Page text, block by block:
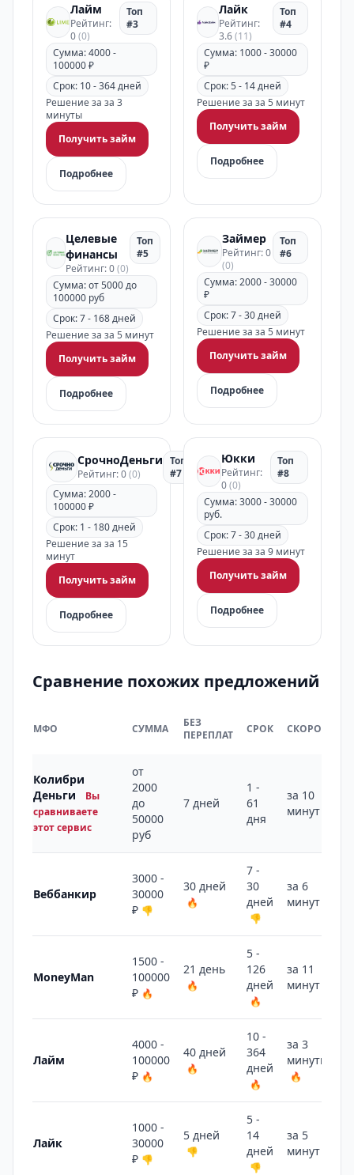
Лайм
Рейтинг:
0(0)
Топ
#3
Сумма: 4000 -
100000 ₽
Срок: 10 - 364 дней
Решение за за 3
минуты
Получить займ
Подробнее
Лайк
Рейтинг:
3.6(11)
Топ
#4
Сумма: 1000 - 30000
₽
Срок: 5 - 14 дней
Решение за за 5 минут
Получить займ
Подробнее
Целевые
финансы
Рейтинг: 0(0)
Топ
#5
Сумма: от 5000 до
100000 руб
Срок: 7 - 168 дней
Решение за за 5 минут
Получить займ
Подробнее
Займер
Рейтинг: 0
(0)
Топ
#6
Сумма: 2000 - 30000
₽
Срок: 7 - 30 дней
Решение за за 5 минут
Получить займ
Подробнее
СрочноДеньги
Рейтинг: 0(0)
Топ
#7
Сумма: 2000 -
100000 ₽
Срок: 1 - 180 дней
Решение за за 15
минут
Получить займ
Подробнее
Юкки
Рейтинг:
0(0)
Топ
#8
Сумма: 3000 - 30000
руб.
Срок: 7 - 30 дней
Решение за за 9 минут
Получить займ
Подробнее
Сравнение похожих предложений
МФО СУММА
БЕЗ
ПЕРЕПЛАТ
СРОК СКОРОСТЬ
Колибри
Деньги
Вы
сравниваете
этот сервис
от
2000
до
50000
руб
7 дней
1 -
61
дня
за 10
минут
Веббанкир
3000 -
30000
₽ 👎
30 дней
🔥
7 -
30
дней
👎
за 6
минут
MoneyMan
1500 -
100000
₽ 🔥
21 день
🔥
5 -
126
дней
🔥
за 11
минут
Лайм
4000 -
100000
₽ 🔥
40 дней
🔥
10 -
364
дней
🔥
за 3
минуты
🔥
Лайк
1000 -
30000
₽ 👎
5 дней
👎
5 -
14
дней
👎
за 5
минут